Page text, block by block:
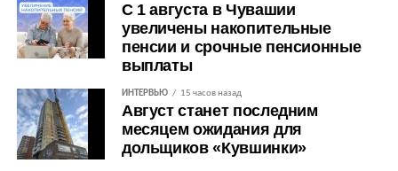
С 1 августа в Чувашии
увеличены накопительные
пенсии и срочные пенсионные
выплаты
ИНТЕРВЬЮ 15 часов назад
Август станет последним
месяцем ожидания для
дольщиков «Кувшинки»